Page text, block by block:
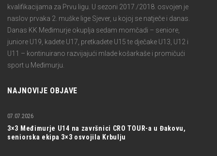
kvalifikacijama za Prvu ligu. U sezoni 2017./2018. osvojen je
naslov prvaka 2. muške lige Sjever, u kojoj se natječe i danas.
Danas KK Međimurje okuplja sedam momčadi – seniore,
juniore U19, kadete U17, pretkadete U15 te dječake U13, U12 i
U11 – kontinuirano razvijajući mlade košarkaše i promičući
sport u Međimurju.
NAJNOVIJE OBJAVE
3×3 Međimurje U14 na završnici CRO TOUR-a u Đakovu,
seniorska ekipa 3×3 osvojila Krbulju
07.07.2026